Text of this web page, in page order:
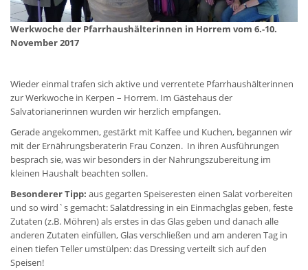
Werkwoche der Pfarrhaushälterinnen in Horrem vom 6.-10.
November 2017
Wieder einmal trafen sich aktive und verrentete Pfarrhaushälterinnen
zur Werkwoche in Kerpen – Horrem. Im Gästehaus der
Salvatorianerinnen wurden wir herzlich empfangen.
Gerade angekommen, gestärkt mit Kaffee und Kuchen, begannen wir
mit der Ernährungsberaterin Frau Conzen. In ihren Ausführungen
besprach sie, was wir besonders in der Nahrungszubereitung im
kleinen Haushalt beachten sollen.
Besonderer Tipp: aus gegarten Speiseresten einen Salat vorbereiten
und so wird`s gemacht: Salatdressing in ein Einmachglas geben, feste
Zutaten (z.B. Möhren) als erstes in das Glas geben und danach alle
anderen Zutaten einfüllen, Glas verschließen und am anderen Tag in
einen tiefen Teller umstülpen: das Dressing verteilt sich auf den
Speisen!